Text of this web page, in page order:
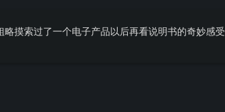
摸索过了一个电子产品以后再看说明书的奇妙感受